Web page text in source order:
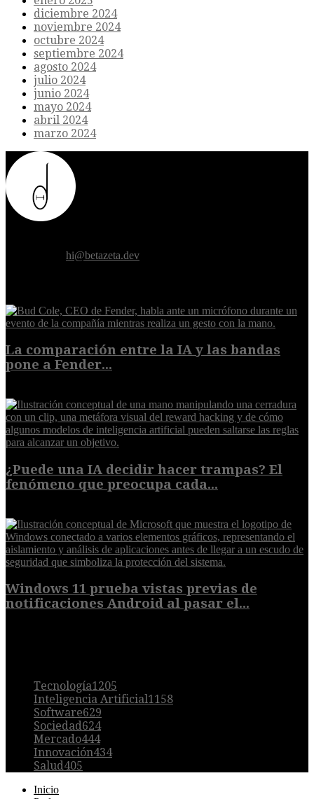
diciembre 2024
noviembre 2024
octubre 2024
septiembre 2024
agosto 2024
julio 2024
junio 2024
mayo 2024
abril 2024
marzo 2024
hi@betazeta.dev
La comparación entre la IA y las bandas
pone a Fender...
¿Puede una IA decidir hacer trampas? El
fenómeno que preocupa cada...
Windows 11 prueba vistas previas de
notificaciones Android al pasar el...
Tecnología1205
Inteligencia Artificial1158
Software629
Sociedad624
Mercado444
Innovación434
Salud405
Inicio